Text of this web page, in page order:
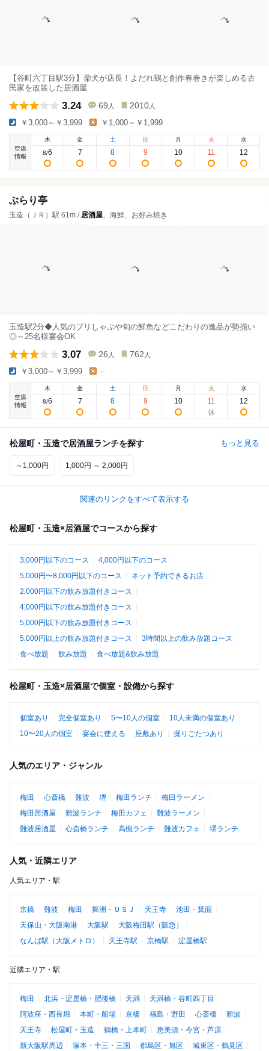
【谷町六丁目駅3分】柴犬が店長！よだれ鶏と創作春巻きが楽しめる古
民家を改装した居酒屋
3.24 69 人 2010 人
￥3,000～￥3,999 ￥1,000～￥1,999
空席
情報
木
8/6
金
7
土
8
日
9
月
10
火
11
水
12
ぶらり亭
玉造（ＪＲ）駅 61m / 居酒屋、海鮮、お好み焼き
玉造駅2分◆人気のブリしゃぶや旬の鮮魚などこだわりの逸品が勢揃い
◎～25名様宴会OK
3.07 26 人 762 人
￥3,000～￥3,999 -
空席
情報
木
8/6
金
7
土
8
日
9
月
10
火
11
水
12
松屋町・玉造で居酒屋ランチを探す もっと見る
～1,000円 1,000円 ～ 2,000円
関連のリンクをすべて表示する
松屋町・玉造×居酒屋でコースから探す
3,000円以下のコース
4,000円以下のコース
5,000円〜8,000円以下のコース
ネット予約できるお店
2,000円以下の飲み放題付きコース
4,000円以下の飲み放題付きコース
5,000円以下の飲み放題付きコース
5,000円以上の飲み放題付きコース
3時間以上の飲み放題コース
食べ放題
飲み放題 食べ放題&飲み放題
松屋町・玉造×居酒屋で個室・設備から探す
個室あり 完全個室あり 5〜10人の個室
10人未満の個室あり
10〜20人の個室
宴会に使える 座敷あり 掘りごたつあり
人気のエリア・ジャンル
梅田 心斎橋 難波 堺 梅田ランチ
梅田ラーメン
梅田居酒屋
難波ランチ 梅田カフェ
難波ラーメン
難波居酒屋
心斎橋ランチ 高槻ランチ 難波カフェ 堺ランチ
人気・近隣エリア
人気エリア・駅
京橋 難波 梅田 舞洲・ＵＳＪ 天王寺
池田・箕面
天保山・大阪南港
大阪駅
大阪梅田駅（阪急）
なんば駅（大阪メトロ）
天王寺駅 京橋駅 淀屋橋駅
近隣エリア・駅
梅田 北浜・淀屋橋・肥後橋 天満
天満橋・谷町四丁目
阿波座・西長堀
本町・船場 京橋 福島・野田 心斎橋
難波
天王寺
松屋町・玉造 鶴橋・上本町
恵美須・今宮・芦原
新大阪駅周辺
塚本・十三・三国 都島区・旭区
城東区・鶴見区